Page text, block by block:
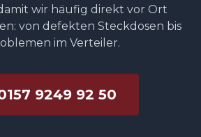
wir häufig direkt vor Ort
von defekten Steckdosen bis
im Verteiler.
9249 92 50